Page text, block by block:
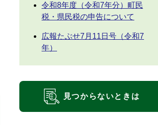
令和8年度（令和7年分）町民
税・県民税の申告について
広報たぶせ7月11日号（令和7
年）
見つからないときは